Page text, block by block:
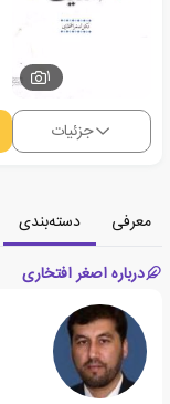
1
جزئیات
معرفی دسته‌بندی
درباره اصغر افتخاری